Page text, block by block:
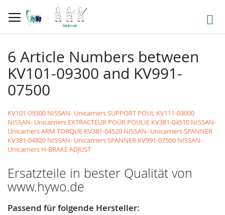
zum
Inhalt
Suche
6 Article Numbers between
KV101-09300 and KV991-
07500
KV101-09300 NISSAN- Unicarriers SUPPORT POUL KV111-03000
NISSAN- Unicarriers EXTRACTEUR POUR POULIE KV381-04510 NISSAN-
Unicarriers ARM TORQUE KV381-04520 NISSAN- Unicarriers SPANNER
KV381-04820 NISSAN- Unicarriers SPANNER KV991-07500 NISSAN-
Unicarriers H-BRAKE ADJUST
Ersatzteile in bester Qualität von
www.hywo.de
Passend für folgende Hersteller: